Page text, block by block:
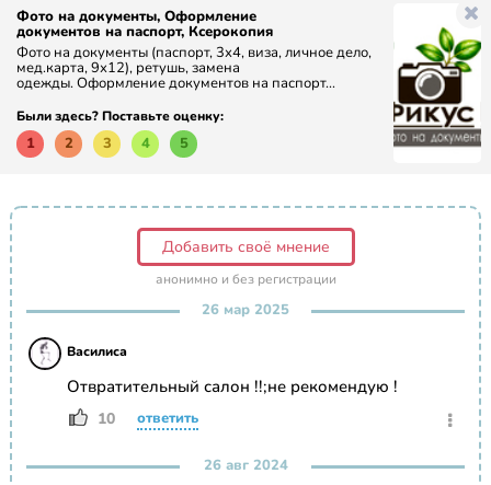
Фото на документы, Оформление
документов на паспорт, Ксерокопия
Фото на документы (паспорт, 3х4, виза, личное дело,
мед.карта, 9х12), ретушь, замена
одежды. Оформление документов на паспорт...
Были здесь? Поставьте оценку:
1 2 3 4 5
Добавить своё мнение
анонимно и без регистрации
26 мар 2025
Василиса
Отвратительный салон !!;не рекомендую !
10 ответить
26 авг 2024